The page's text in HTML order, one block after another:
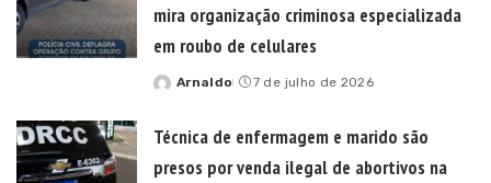
mira organização criminosa especializada
em roubo de celulares
Posted
Arnaldo 7 de julho de 2026
Técnica de enfermagem e marido são
presos por venda ilegal de abortivos na